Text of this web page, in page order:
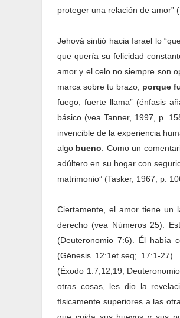
proteger una relación de amor”
Jehová sintió hacia Israel lo
que quería su felicidad
amor y el celo no siempre son
marca sobre tu brazo; porque
fuego, fuerte llama” (énfasis
básico (vea Tanner, 1997, p.
invencible de la experiencia
algo bueno . Como un
adúltero en su hogar con
matrimonio” (Tasker, 1967, p.
Ciertamente, el amor tiene un
derecho (vea Números 25).
(Deuteronomio 7:6). Él había
(Génesis 12:1et.seq; 17:1-
(Éxodo 1:7,12,19;
otras cosas, les dio la
físicamente superiores a las